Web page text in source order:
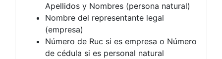
Apellidos y Nombres (persona natural)
Nombre del representante legal
(empresa)
Número de Ruc si es empresa o Número
de cédula si es personal natural